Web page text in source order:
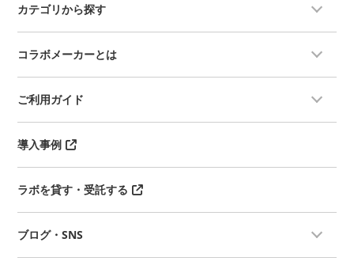
カテゴリから探す
コラボメーカーとは
ご利用ガイド
導入事例
ラボを貸す・受託する
ブログ・SNS